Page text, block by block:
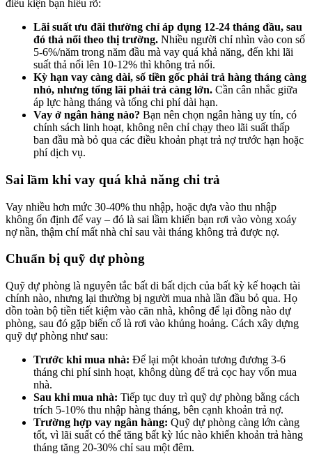
điều kiện bạn hiểu rõ:
Lãi suất ưu đãi thường chỉ áp dụng 12-24 tháng đầu, sau
đó thả nổi theo thị trường. Nhiều người chỉ nhìn vào con số
5-6%/năm trong năm đầu mà vay quá khả năng, đến khi lãi
suất thả nổi lên 10-12% thì không trả nổi.
Kỳ hạn vay càng dài, số tiền gốc phải trả hàng tháng càng
nhỏ, nhưng tổng lãi phải trả càng lớn. Cần cân nhắc giữa
áp lực hàng tháng và tổng chi phí dài hạn.
Vay ở ngân hàng nào? Bạn nên chọn ngân hàng uy tín, có
chính sách linh hoạt, không nên chỉ chạy theo lãi suất thấp
ban đầu mà bỏ qua các điều khoản phạt trả nợ trước hạn hoặc
phí dịch vụ.
Sai lầm khi vay quá khả năng chi trả
Vay nhiều hơn mức 30-40% thu nhập, hoặc dựa vào thu nhập
không ổn định để vay – đó là sai lầm khiến bạn rơi vào vòng xoáy
nợ nần, thậm chí mất nhà chỉ sau vài tháng không trả được nợ.
Chuẩn bị quỹ dự phòng
Quỹ dự phòng là nguyên tắc bất di bất dịch của bất kỳ kế hoạch tài
chính nào, nhưng lại thường bị người mua nhà lần đầu bỏ qua. Họ
dồn toàn bộ tiền tiết kiệm vào căn nhà, không để lại đồng nào dự
phòng, sau đó gặp biến cố là rơi vào khủng hoảng. Cách xây dựng
quỹ dự phòng như sau:
Trước khi mua nhà: Để lại một khoản tương đương 3-6
tháng chi phí sinh hoạt, không dùng để trả cọc hay vốn mua
nhà.
Sau khi mua nhà: Tiếp tục duy trì quỹ dự phòng bằng cách
trích 5-10% thu nhập hàng tháng, bên cạnh khoản trả nợ.
Trường hợp vay ngân hàng: Quỹ dự phòng càng lớn càng
tốt, vì lãi suất có thể tăng bất kỳ lúc nào khiến khoản trả hàng
tháng tăng 20-30% chỉ sau một đêm.